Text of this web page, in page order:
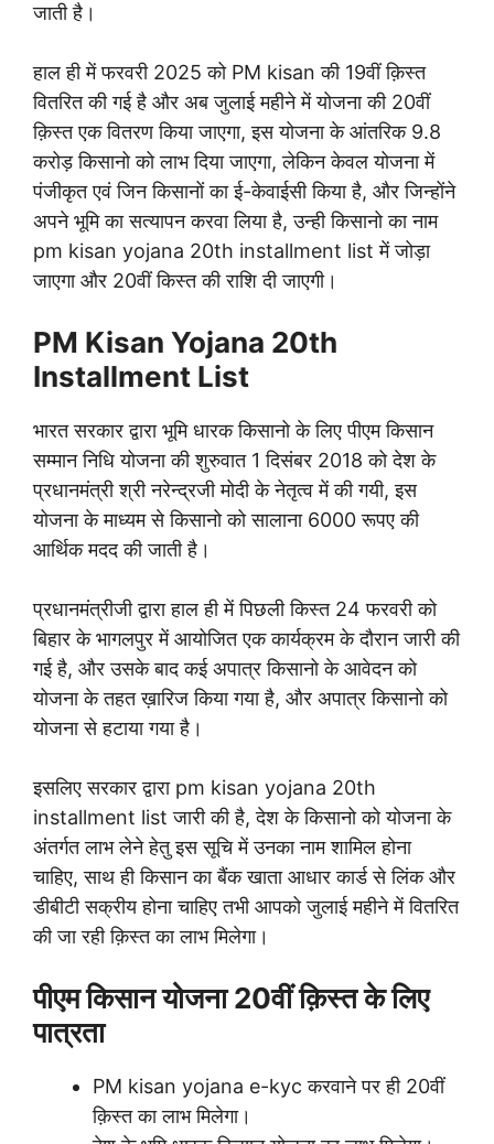
जाती है।
हाल ही में फरवरी 2025 को PM kisan की 19वीं क़िस्त
वितरित की गई है और अब जुलाई महीने में योजना की 20वीं
क़िस्त एक वितरण किया जाएगा, इस योजना के आंतरिक 9.8
करोड़ किसानो को लाभ दिया जाएगा, लेकिन केवल योजना में
पंजीकृत एवं जिन किसानों का ई-केवाईसी किया है, और जिन्होंने
अपने भूमि का सत्यापन करवा लिया है, उन्ही किसानो का नाम
pm kisan yojana 20th installment list में जोड़ा
जाएगा और 20वीं किस्त की राशि दी जाएगी।
PM Kisan Yojana 20th
Installment List
भारत सरकार द्वारा भूमि धारक किसानो के लिए पीएम किसान
सम्मान निधि योजना की शुरुवात 1 दिसंबर 2018 को देश के
प्रधानमंत्री श्री नरेन्द्रजी मोदी के नेतृत्व में की गयी, इस
योजना के माध्यम से किसानो को सालाना 6000 रूपए की
आर्थिक मदद की जाती है।
प्रधानमंत्रीजी द्वारा हाल ही में पिछली किस्त 24 फरवरी को
बिहार के भागलपुर में आयोजित एक कार्यक्रम के दौरान जारी की
गई है, और उसके बाद कई अपात्र किसानो के आवेदन को
योजना के तहत ख़ारिज किया गया है, और अपात्र किसानो को
योजना से हटाया गया है।
इसलिए सरकार द्वारा pm kisan yojana 20th
installment list जारी की है, देश के किसानो को योजना के
अंतर्गत लाभ लेने हेतु इस सूचि में उनका नाम शामिल होना
चाहिए, साथ ही किसान का बैंक खाता आधार कार्ड से लिंक और
डीबीटी सक्रीय होना चाहिए तभी आपको जुलाई महीने में वितरित
की जा रही क़िस्त का लाभ मिलेगा।
पीएम किसान योजना 20वीं क़िस्त के लिए
पात्रता
PM kisan yojana e-kyc करवाने पर ही 20वीं
क़िस्त का लाभ मिलेगा।